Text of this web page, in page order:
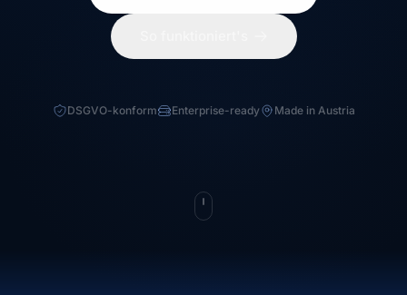
DSGVO-konform Enterprise-ready Made in Austria